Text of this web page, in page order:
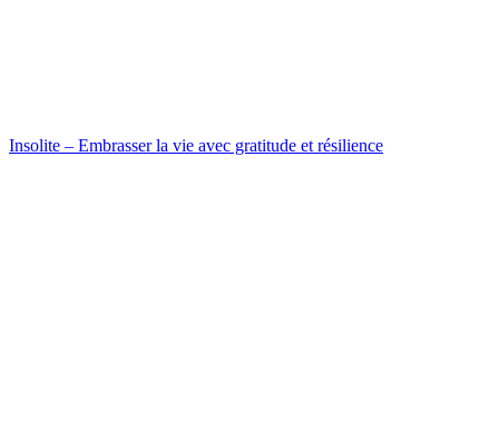
Insolite – Embrasser la vie avec gratitude et résilience